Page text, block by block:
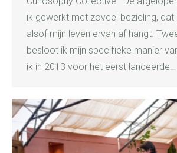
ik gewerkt met zoveel bezieling,
alsof mijn leven ervan af hangt.
besloot ik mijn specifieke manier
ik in 2013 voor het eerst lanceerde…